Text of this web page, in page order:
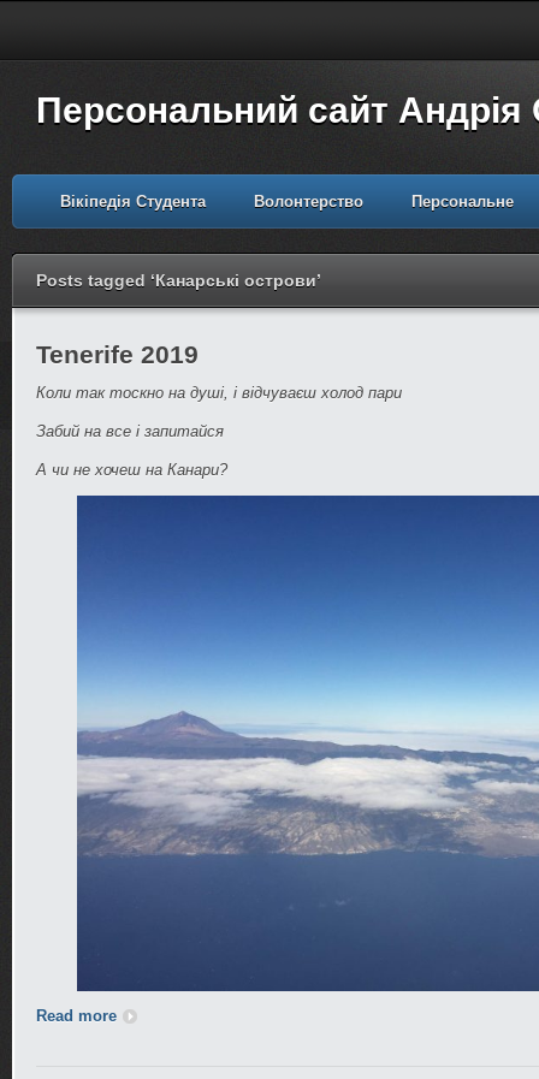
Персональний сайт Андрія
Вікіпедія Студента Волонтерство Персональне
Posts tagged ‘Канарські острови’
Tenerife 2019
Коли так тоскно на душі, і відчуваєш холод пари
Забий на все і запитайся
А чи не хочеш на Канари?
Read more